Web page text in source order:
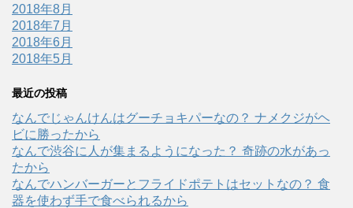
2018年8月
2018年7月
2018年6月
2018年5月
最近の投稿
なんでじゃんけんはグーチョキパーなの？ ナメクジがヘ
ビに勝ったから
なんで渋谷に人が集まるようになった？ 奇跡の水があっ
たから
なんでハンバーガーとフライドポテトはセットなの？ 食
器を使わず手で食べられるから